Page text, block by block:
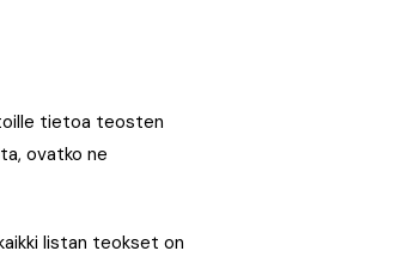
tietoa teosten
ovatko ne
listan teokset on